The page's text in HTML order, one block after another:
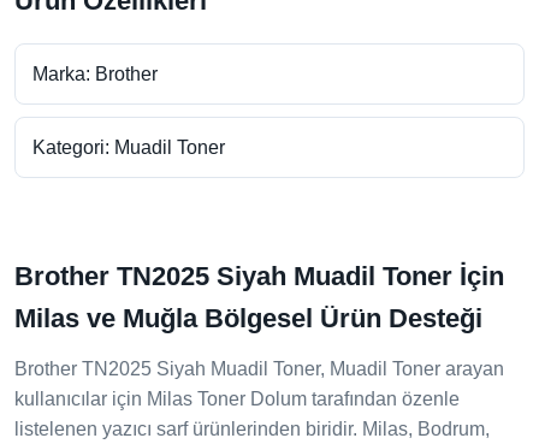
Marka: Brother
Kategori: Muadil Toner
Brother TN2025 Siyah Muadil Toner İçin
Milas ve Muğla Bölgesel Ürün Desteği
Brother TN2025 Siyah Muadil Toner, Muadil Toner arayan
kullanıcılar için Milas Toner Dolum tarafından özenle
listelenen yazıcı sarf ürünlerinden biridir. Milas, Bodrum,